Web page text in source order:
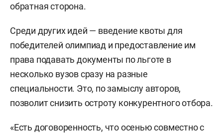
обратная сторона.
Среди других идей — введение квоты для
победителей олимпиад и предоставление им
права подавать документы по льготе в
несколько вузов сразу на разные
специальности. Это, по замыслу авторов,
позволит снизить остроту конкурентного отбора.
«Есть договоренность, что осенью совместно с